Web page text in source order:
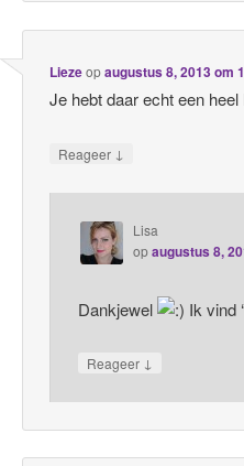
Liezeopaugustus 8, 2013 om
Je hebt daar echt een
Reageer ↓
Lisa
opaugustus 8,
Dankjewel Ik vind
Reageer ↓